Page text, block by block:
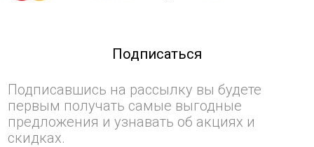
Подписаться
Подписавшись на рассылку вы будете
первым получать самые выгодные
предложения и узнавать об акциях и
скидках.